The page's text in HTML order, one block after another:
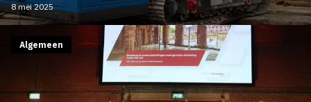
8 mei 2025
Algemeen